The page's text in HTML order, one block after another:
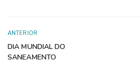
ANTERIOR
DIA MUNDIAL DO
SANEAMENTO